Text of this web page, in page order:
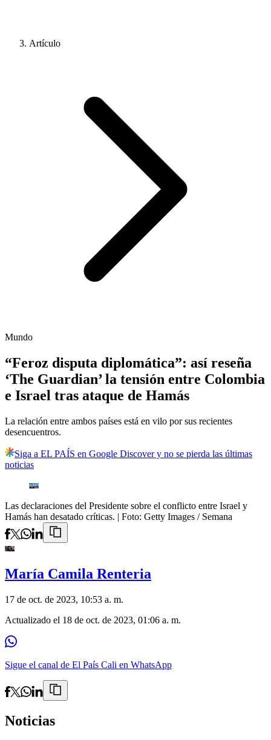
Artículo
Mundo
“Feroz disputa diplomática”: así reseña
‘The Guardian’ la tensión entre Colombia
e Israel tras ataque de Hamás
La relación entre ambos países está en vilo por sus recientes
desencuentros.
Siga a EL PAÍS en Google Discover y no se pierda las últimas
noticias
Las declaraciones del Presidente sobre el conflicto entre Israel y
Hamás han desatado críticas. | Foto: Getty Images / Semana
María Camila Renteria
17 de oct. de 2023, 10:53 a. m.
Actualizado el 18 de oct. de 2023, 01:06 a. m.
Sigue el canal de El País Cali en WhatsApp
Noticias